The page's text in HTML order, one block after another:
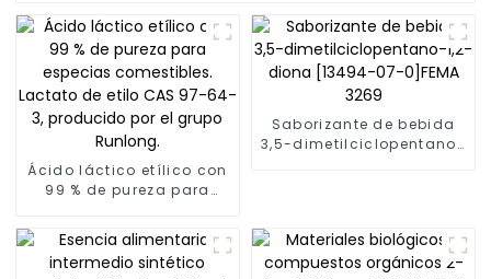
Ácido láctico etílico con
99 % de pureza para
Lactato de etilo CAS 97-
64-3, producido por el
grupo Runlong.
Saborizante de bebida
3,5-dimetilciclopentano-